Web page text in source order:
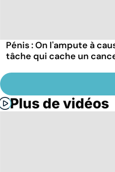
Pénis : On l'ampute à
tâche qui cache un
Plus de vidéos